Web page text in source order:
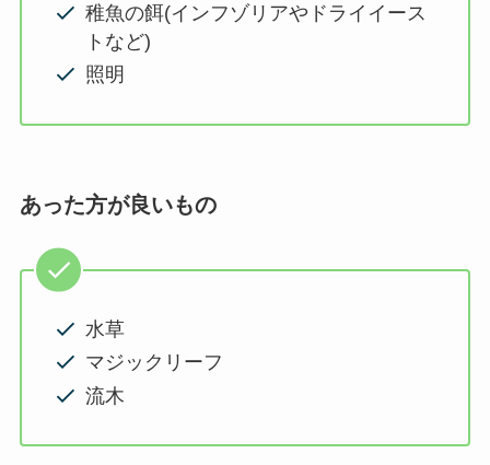
稚魚の餌(インフゾリアやドライイース
トなど)
照明
あった方が良いもの
水草
マジックリーフ
流木